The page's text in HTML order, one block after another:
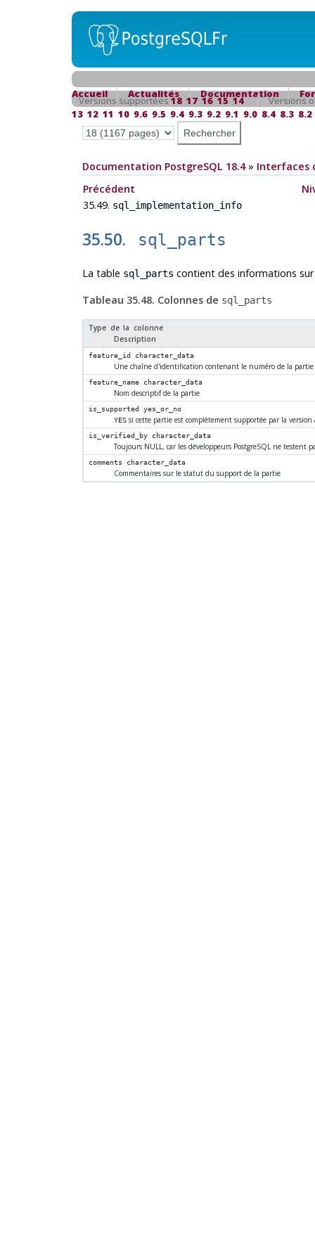
Accueil Actualités Documentation
Versions supportées18 17 16 15 14
Versions
13 12 11 10 9.6 9.5 9.4 9.3 9.2 9.1 9.0 8.4 8.3 8.2
Documentation PostgreSQL 18.4» Interfaces
Précédent
35.49. sql_implementation_info
35.50. sql_parts
La table sql_parts contient des informations
Tableau 35.48. Colonnes de sql_parts
Type de la colonne
Description
feature_id character_data
Une chaîne d'identification contenant le numéro de la partie
feature_name character_data
Nom descriptif de la partie
is_supported
yes_or_no
YESsi cette partie est complètement supportée par la
is_verified_by character_data
Toujours NULL, car les développeurs PostgreSQLne testent
comments character_data
Commentaires sur le statut du support de la partie